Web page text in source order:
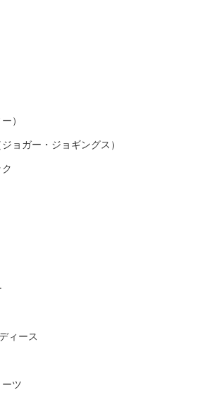
）
ョガー・ジョギングス）
ィース
ツ